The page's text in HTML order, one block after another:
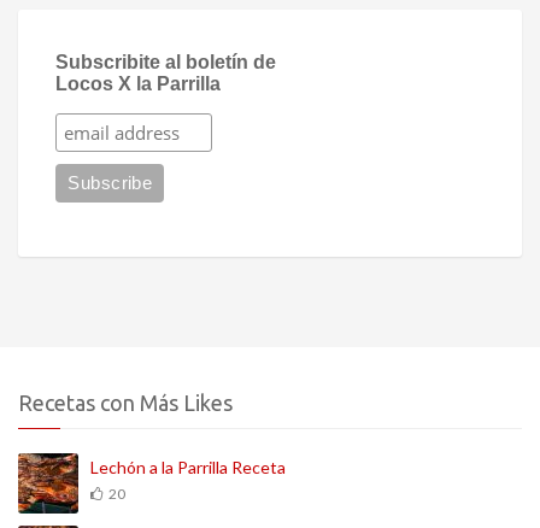
Subscribite al boletín de
Locos X la Parrilla
Recetas con Más Likes
Lechón a la Parrilla Receta
20